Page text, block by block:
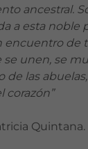
ancestral.
a esta noble
encuentro de
se unen, se
de las
corazón”
Quintana.